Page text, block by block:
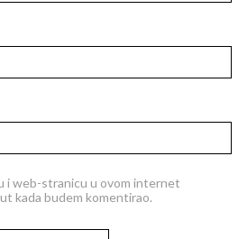
i web-stranicu u ovom internet
kada budem komentirao.